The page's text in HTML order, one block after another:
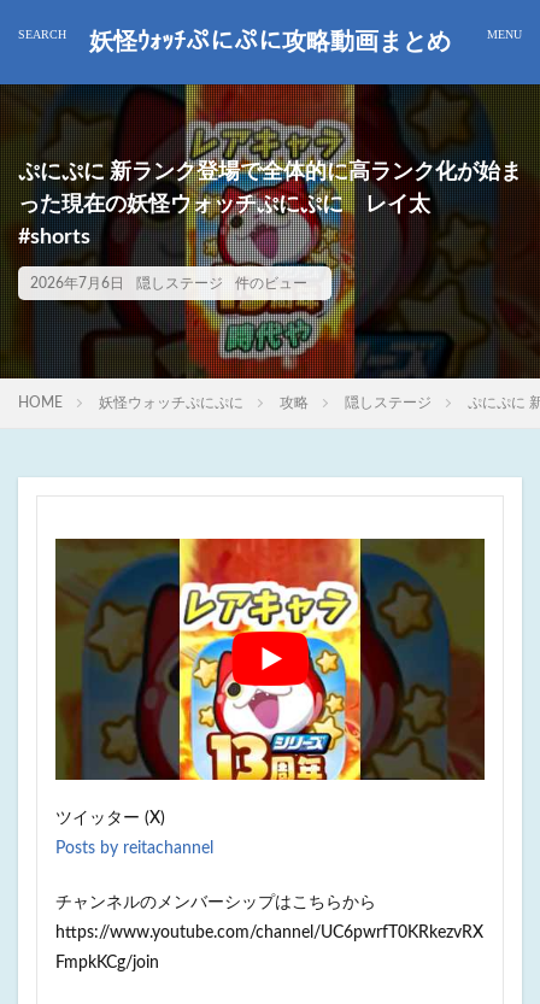
妖怪ｳｫｯﾁぷにぷに攻略動画まとめ
ぷにぷに 新ランク登場で全体的に高ランク化が始ま
った現在の妖怪ウォッチぷにぷに レイ太
#shorts
2026年7月6日 隠しステージ 件のビュー
HOME 妖怪ウォッチぷにぷに 攻略 隠しステージ ぷにぷに
ツイッター (X)
Posts by reitachannel
チャンネルのメンバーシップはこちらから
https://www.youtube.com/channel/UC6pwrfT0KRkezvRX
FmpkKCg/join